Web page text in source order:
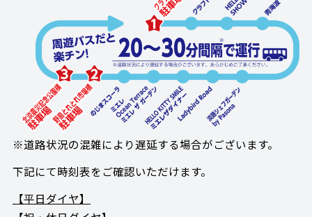
※道路状況の混雑により遅延する場合がございます。
下記にて時刻表をご確認いただけます。
【平日ダイヤ】